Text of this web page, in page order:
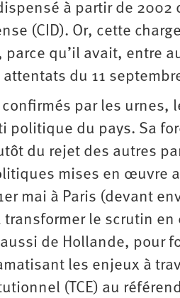
à partir de 2002
(CID). Or, cette
qu’il avait, entre
du 11
par les urnes,
du pays. Sa
du rejet des autres
mises en œuvre
mai à Paris (devant
le scrutin en
de Hollande, pour
les enjeux à
(TCE) au